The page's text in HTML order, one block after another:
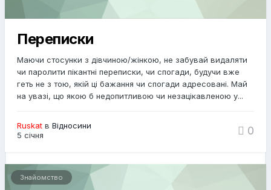
Переписки
Маючи стосунки з дівчиною/жінкою, не забувай видаляти
чи паролити пікантні переписки, чи спогади, будучи вже
геть не з тою, якій ці бажання чи спогади адресовані. Май
на увазі, що якою б недопитливою чи незацікавленою у...
Ruskat в Відносини
5 січня
0
Знайомство